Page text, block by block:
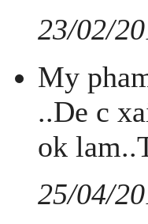
23/02/
My
..De c
ok
25/04/